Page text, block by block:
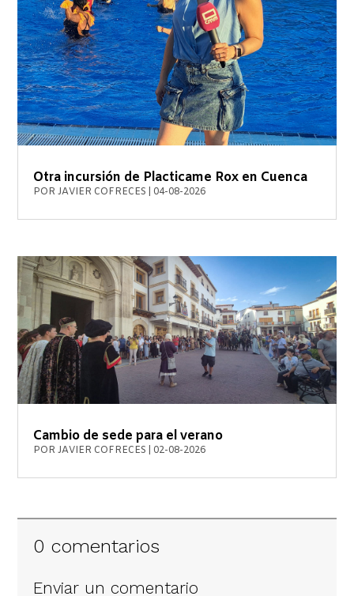
Otra incursión de Placticame Rox en Cuenca
PORJAVIER COFRECES 04-08-2026
Cambio de sede para el verano
PORJAVIER COFRECES 02-08-2026
0 comentarios
Enviar un comentario